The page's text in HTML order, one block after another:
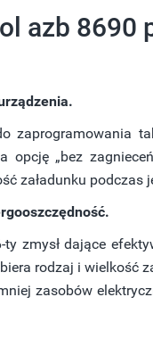
azb 8690
zaprogramowania
opcję „bez
załadunku
zmysł dające
rodzaj i wielkość
zasobów